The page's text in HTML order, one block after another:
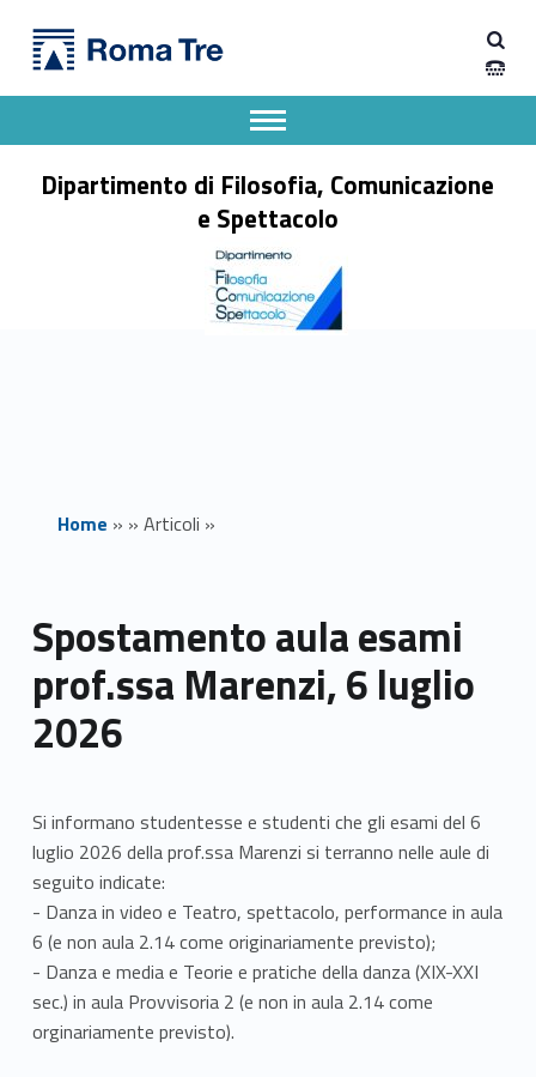
Spostamento aula esami prof.ssa Marenzi, 6 luglio 2026 - Dipartimento di Filosofia, Comunicazione e Spettacolo
Dipartimento di Filosofia, Comunicazione
e Spettacolo
Apri il menu secondario
Header info sidebar
Home » » Articoli »
Spostamento aula esami
prof.ssa Marenzi, 6 luglio
2026
Si informano studentesse e studenti che gli esami del 6
luglio 2026 della prof.ssa Marenzi si terranno nelle aule di
seguito indicate:
- Danza in video e Teatro, spettacolo, performance in aula
6 (e non aula 2.14 come originariamente previsto);
- Danza e media e Teorie e pratiche della danza (XIX-XXI
sec.) in aula Provvisoria 2 (e non in aula 2.14 come
orginariamente previsto).